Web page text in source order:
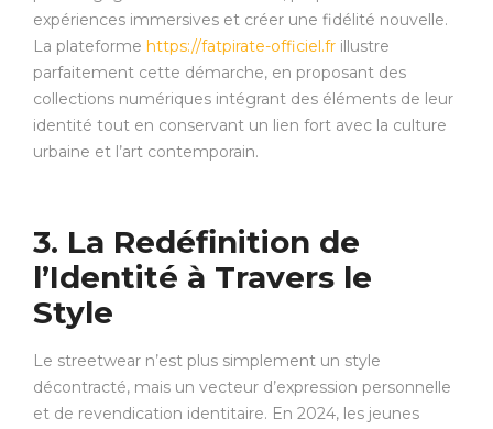
expériences immersives et créer une fidélité nouvelle.
La plateforme https://fatpirate-officiel.fr illustre
parfaitement cette démarche, en proposant des
collections numériques intégrant des éléments de leur
identité tout en conservant un lien fort avec la culture
urbaine et l’art contemporain.
3. La Redéfinition de
l’Identité à Travers le
Style
Le streetwear n’est plus simplement un style
décontracté, mais un vecteur d’expression personnelle
et de revendication identitaire. En 2024, les jeunes